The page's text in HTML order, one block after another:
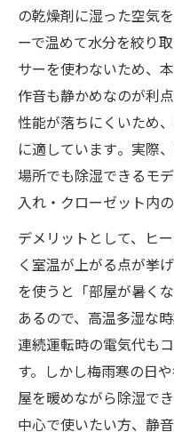
の乾燥剤に湿った空気
ーで温めて水分を絞り
サーを使わないため、
作音も静かめなのが利
性能が落ちにくいため
に適しています​。実際
場所でも除湿できるモ
入れ・クローゼット内
デメリットとして、ヒ
く室温が上がる点が挙
を使うと「部屋が暑く
あるので、高温多湿な
連続運転時の電気代も
す。しかし梅雨寒の日
屋を暖めながら除湿で
中心で使いたい方、静